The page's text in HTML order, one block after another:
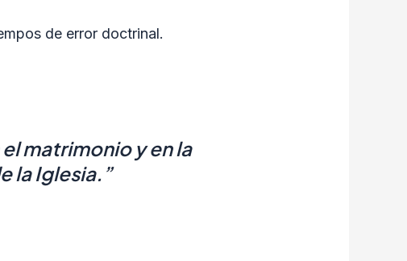
de error doctrinal.
matrimonio y en la
la Iglesia. ”